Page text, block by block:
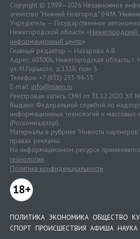
Copyright © 1999—2026 Независимое
агентство "Нижний Новгород" (НИА
Учредитель — Государственное
Нижегородской области «Нижегородский
информационный центр»
Главный редактор — Назарова А.В.
Адрес: 603006, Нижегородская область,
ул. М.Горького, д.151Б, пом. 5
Телефон: +7 (831) 233-94-53
E-mail: info@niann.ru
Реестровая запись СМИ от 31.12.2020 ЭЛ
Выдано Федеральной службой по
информационных технологий и массовых
(Роскомнадзор).
Материалы в рубрике "Новости
правах рекламы.
На информационном ресурсе
технологии.
Политика конфиденциальности
18+
ПОЛИТИКА ЭКОНОМИКА ОБЩЕСТВО
СПОРТ ПРОИСШЕСТВИЯ АФИША НАУКА